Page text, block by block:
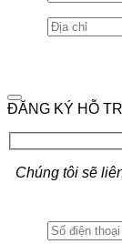
ĐĂNG KÝ HỖ
Chúng tôi sẽ